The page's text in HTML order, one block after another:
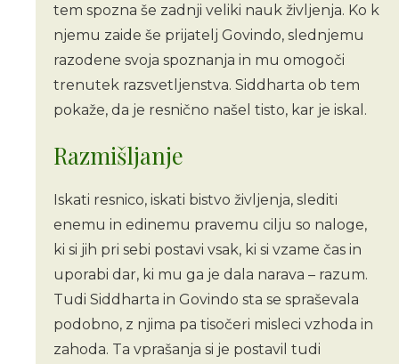
tem spozna še zadnji veliki nauk življenja. Ko k
njemu zaide še prijatelj Govindo, slednjemu
razodene svoja spoznanja in mu omogoči
trenutek razsvetljenstva. Siddharta ob tem
pokaže, da je resnično našel tisto, kar je iskal.
Razmišljanje
Iskati resnico, iskati bistvo življenja, slediti
enemu in edinemu pravemu cilju so naloge,
ki si jih pri sebi postavi vsak, ki si vzame čas in
uporabi dar, ki mu ga je dala narava – razum.
Tudi Siddharta in Govindo sta se spraševala
podobno, z njima pa tisočeri misleci vzhoda in
zahoda. Ta vprašanja si je postavil tudi